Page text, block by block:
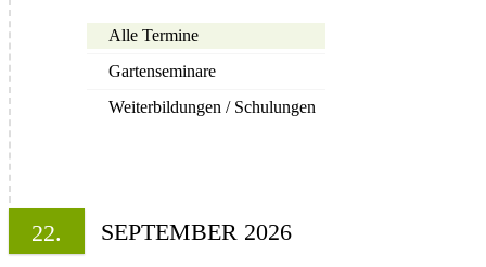
Alle Termine
Gartenseminare
Weiterbildungen / Schulungen
22. SEPTEMBER 2026